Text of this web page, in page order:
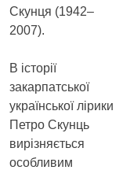
Скунця (1942–
2007).
В історії
закарпатської
української лірики
Петро Скунць
вирізняється
особливим